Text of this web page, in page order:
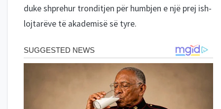
duke shprehur tronditjen për humbjen e një prej ish-
lojtarëve të akademisë së tyre.